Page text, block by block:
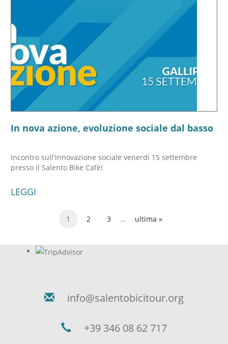
In nova azione, evoluzione sociale dal basso
Incontro sull'innovazione sociale venerdì 15 settembre
presso il Salento Bike Cafè!
LEGGI
1 2 3 … ultima »
info@salentobicitour.org
+39 346 08 62 717